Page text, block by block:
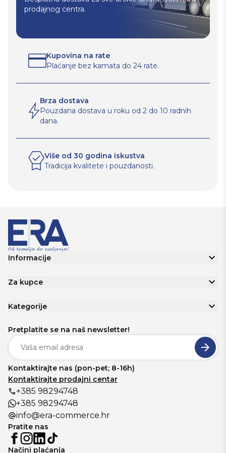
prodajnog centra.
Kupovina na rate
Plaćanje bez kamata do 24 rate.
Brza dostava
Pouzdana dostava u roku od 2 do 10 radnih
dana.
Više od 30 godina iskustva
Tradicija kvalitete i pouzdanosti.
Informacije
Za kupce
Kategorije
Pretplatite se na naš newsletter!
Kontaktirajte nas (pon-pet; 8-16h)
Kontaktirajte prodajni centar
+385 98294748
+385 98294748
info@era-commerce.hr
Pratite nas
Načini plaćanja